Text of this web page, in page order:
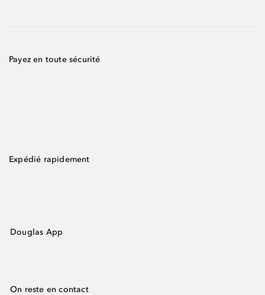
Payez en toute sécurité
Expédié rapidement
Douglas App
On reste en contact